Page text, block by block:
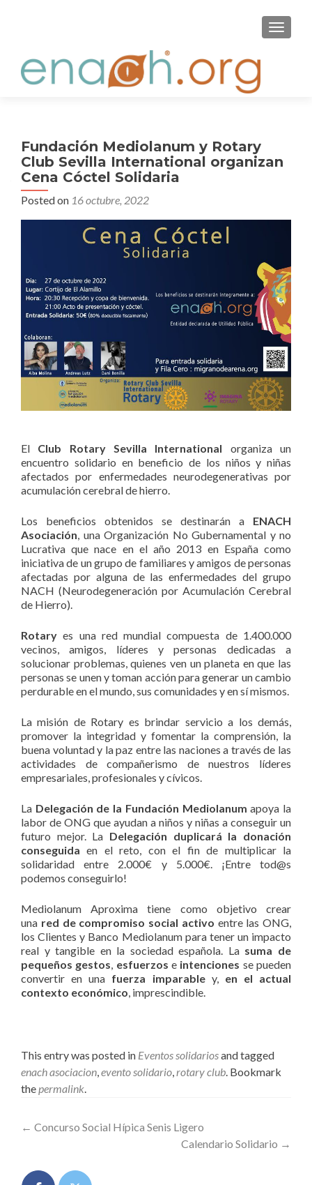
MENU
Fundación Mediolanum y Rotary
Club Sevilla International organizan
Cena Cóctel Solidaria
Posted on 16 octubre, 2022
El Club Rotary Sevilla International organiza un
encuentro solidario en beneficio de los niños y niñas
afectados por enfermedades neurodegenerativas por
acumulación cerebral de hierro.
Los beneficios obtenidos se destinarán a ENACH
Asociación, una Organización No Gubernamental y no
Lucrativa que nace en el año 2013 en España como
iniciativa de un grupo de familiares y amigos de personas
afectadas por alguna de las enfermedades del grupo
NACH (Neurodegeneración por Acumulación Cerebral
de Hierro).
Rotary es una red mundial compuesta de 1.400.000
vecinos, amigos, líderes y personas dedicadas a
solucionar problemas, quienes ven un planeta en que las
personas se unen y toman acción para generar un cambio
perdurable en el mundo, sus comunidades y en sí mismos.
La misión de Rotary es brindar servicio a los demás,
promover la integridad y fomentar la comprensión, la
buena voluntad y la paz entre las naciones a través de las
actividades de compañerismo de nuestros líderes
empresariales, profesionales y cívicos.
La Delegación de la Fundación Mediolanum apoya la
labor de ONG que ayudan a niños y niñas a conseguir un
futuro mejor. La Delegación duplicará la donación
conseguida en el reto, con el fin de multiplicar la
solidaridad entre 2.000€ y 5.000€. ¡Entre tod@s
podemos conseguirlo!
Mediolanum Aproxima tiene como objetivo crear
una red de compromiso social activo entre las ONG,
los Clientes y Banco Mediolanum para tener un impacto
real y tangible en la sociedad española. La suma de
pequeños gestos, esfuerzos e intenciones se pueden
convertir en una fuerza imparabley, en el actual
contexto económico, imprescindible.
This entry was posted in Eventos solidariosand tagged
enach asociacion,evento solidario,rotary club. Bookmark
thepermalink.
Post
← Concurso Social Hípica Senis Ligero
Calendario Solidario →